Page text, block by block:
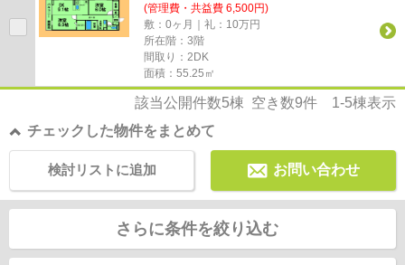
(管理費・共益費 6,500円)
敷：0ヶ月｜礼：10万円
所在階：3階
間取り：2DK
面積：55.25㎡
該当公開件数5棟 空き数9件 1-5棟表示
チェックした物件をまとめて
お問い合わせ
検討リストに追加
さらに条件を絞り込む